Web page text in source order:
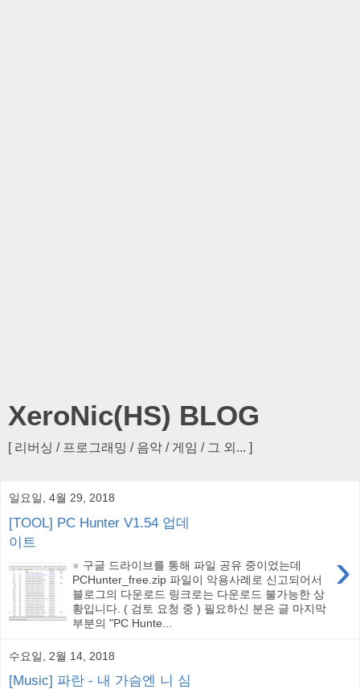
XeroNic(HS) BLOG
[ 리버싱 / 프로그래밍 / 음악 / 게임 / 그 외... ]
일요일, 4월 29, 2018
[TOOL] PC Hunter V1.54 업데
이트
›
※ 구글 드라이브를 통해 파일 공유 중이었는데
PCHunter_free.zip 파일이 악용사례로 신고되어서
블로그의 다운로드 링크로는 다운로드 불가능한 상
황입니다. ( 검토 요청 중 ) 필요하신 분은 글 마지막
부분의 "PC Hunte...
수요일, 2월 14, 2018
[Music] 파란 - 내 가슴엔 니 심